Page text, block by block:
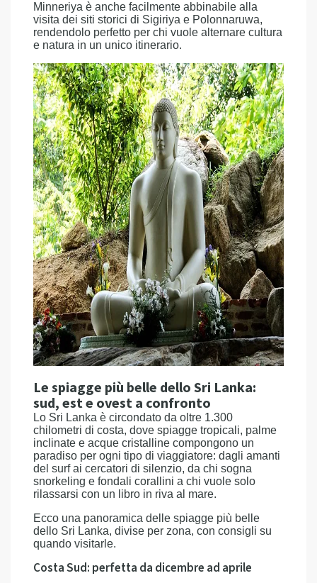
Minneriya è anche facilmente abbinabile alla
visita dei siti storici di Sigiriya e Polonnaruwa,
rendendolo perfetto per chi vuole alternare cultura
e natura in un unico itinerario.
Le spiagge più belle dello Sri Lanka:
sud, est e ovest a confronto
Lo Sri Lanka è circondato da oltre 1.300
chilometri di costa, dove spiagge tropicali, palme
inclinate e acque cristalline compongono un
paradiso per ogni tipo di viaggiatore: dagli amanti
del surf ai cercatori di silenzio, da chi sogna
snorkeling e fondali corallini a chi vuole solo
rilassarsi con un libro in riva al mare.
Ecco una panoramica delle spiagge più belle
dello Sri Lanka, divise per zona, con consigli su
quando visitarle.
Costa Sud: perfetta da dicembre ad aprile